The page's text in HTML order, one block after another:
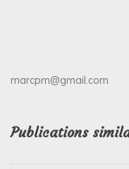
marcpm@gmail.com
Publications